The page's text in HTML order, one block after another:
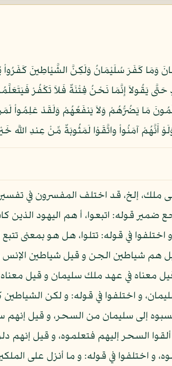
وَمَا كَفَرَ سُلَيْمَانُ وَلَكِنَّ الشَّيْاطِينَ
يَقُولاَ إِنَّمَا نَحْنُ فِتْنَةٌ فَلاَ تَكْفُرْ
مَا يَضُرُّهُمْ وَلاَ يَنفَعُهُمْ وَلَقَدْ عَلِمُواْ
ملك، إلخ، قد اختلف المفسرون في تفسير
ضمير قوله: اتبعوا، أ هم اليهود الذين
اختلفوا في قوله: تتلوا، هل هو بمعنى
هم شياطين الجن و قيل شياطين
معناه في عهد ملك سليمان و قيل
و اختلفوا في قوله: و لكن
إلى سليمان من السحر، و قيل إنهم
السحر إليهم فتعلموه، و قيل إنهم
اختلفوا في قوله: و ما أنزل على